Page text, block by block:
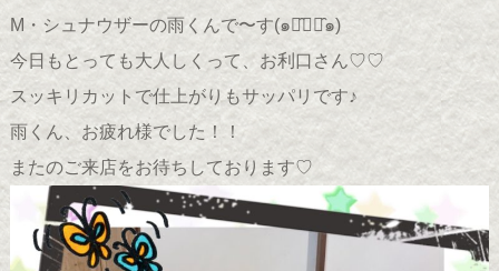
M・シュナウザーの雨くんで〜す(๑･̑◡･̑๑)
今日もとっても大人しくって、お利口さん♡♡
スッキリカットで仕上がりもサッパリです♪
雨くん、お疲れ様でした！！
またのご来店をお待ちしております♡